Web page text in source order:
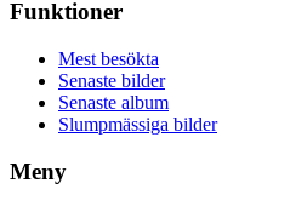
Funktioner
Mest besökta
Senaste bilder
Senaste album
Slumpmässiga bilder
Meny